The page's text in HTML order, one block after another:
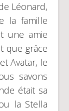
Léonard,
la famille
une amie
que grâce
Avatar, le
savons
était sa
la Stella